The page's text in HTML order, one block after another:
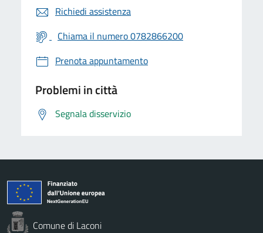
Richiedi assistenza
Chiama il numero 0782866200
Prenota appuntamento
Problemi in città
Segnala disservizio
Comune di Laconi